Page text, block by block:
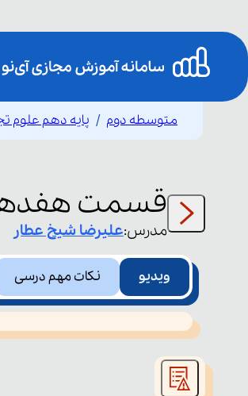
متوسطه دوم پایه دهم علوم
قسمت
مدرس:علیرضاشیخ عطار
ویدیو نکات مهم درسی
This
is
window.